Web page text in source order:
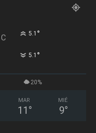
C 5.1 °
5.1 °
20%
MAR
11 °
MIÉ
9°